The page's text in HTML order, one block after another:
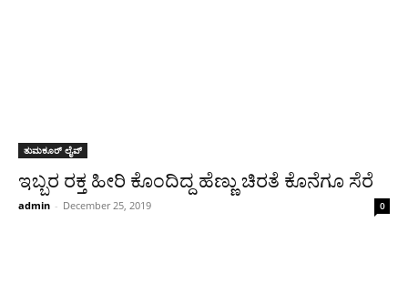
ತುಮಕೂರ್ ಲೈವ್
ಇಬ್ಬರ ರಕ್ತ ಹೀರಿ ಕೊಂದಿದ್ದ ಹೆಣ್ಣು ಚಿರತೆ ಕೊನೆಗೂ ಸೆರೆ
admin - December 25, 2019 0